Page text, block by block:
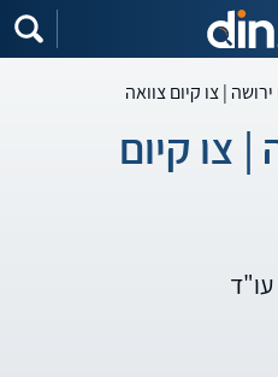
ירושה | צו קיום צוואה
| צו קיום